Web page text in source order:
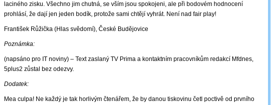
laciného zisku. Všechno jim chutná, se vším jsou spokojeni, ale při bodovém hodnocení
prohlásí, že dají jen jeden bodík, protože sami chtějí vyhrát. Není nad fair play!
František Růžička (Hlas svědomí), České Budějovice
Poznámka:
(napsáno pro IT noviny) – Text zaslaný TV Prima a kontaktním pracovníkům redakcí Mfdnes,
5plus2 zůstal bez odezvy.
Dodatek:
Mea culpa! Ne každý je tak horlivým čtenářem, že by danou tiskovinu četl poctivě od prvního